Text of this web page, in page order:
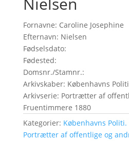
Fornavne: Caroline Josephine
Efternavn: Nielsen
Fødselsdato:
Fødested:
Domsnr./Stamnr.:
Arkivskaber: Københavns
Arkivserie: Portrætter af
Fruentimmere 1880
Kategorier: Københavns
Portrætter af offentlige og